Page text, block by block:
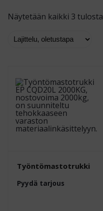
Näytetään kaikki 3 tulosta
Työntömastotrukki
Pyydä tarjous